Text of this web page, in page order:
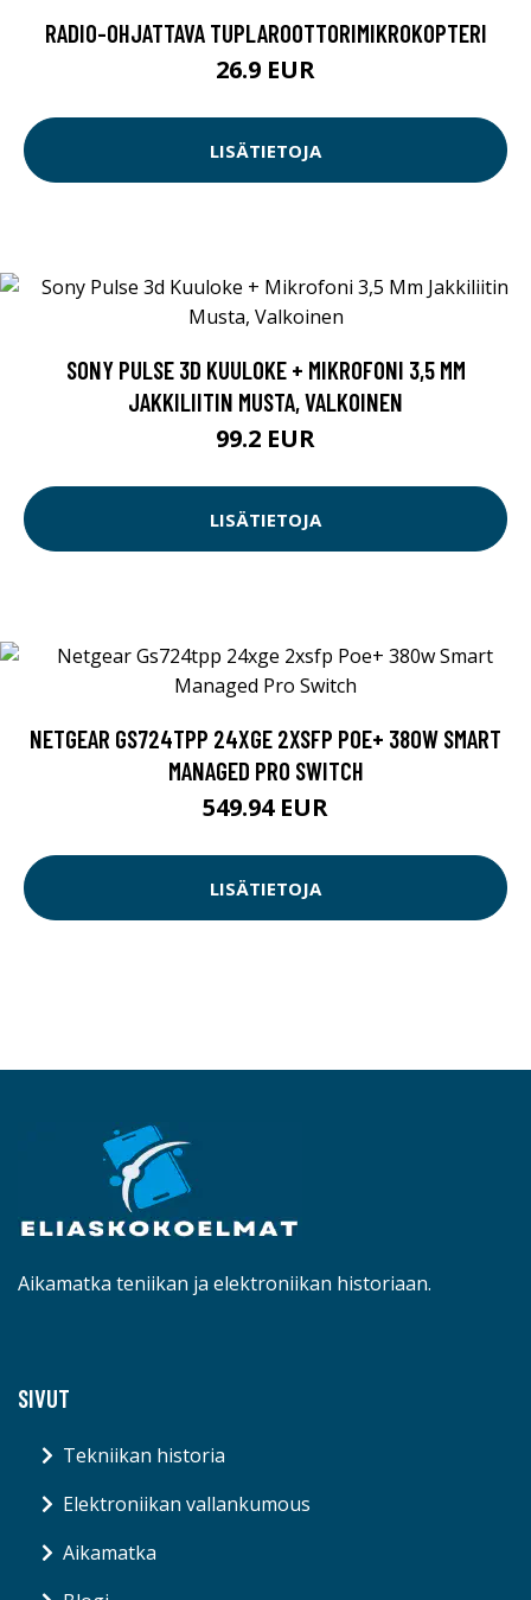
RADIO-OHJATTAVA TUPLAROOTTORIMIKROKOPTERI
26.9 EUR
LISÄTIETOJA
SONY PULSE 3D KUULOKE + MIKROFONI 3,5 MM
JAKKILIITIN MUSTA, VALKOINEN
99.2 EUR
LISÄTIETOJA
NETGEAR GS724TPP 24XGE 2XSFP POE+ 380W SMART
MANAGED PRO SWITCH
549.94 EUR
LISÄTIETOJA
Aikamatka teniikan ja elektroniikan historiaan.
SIVUT
Tekniikan historia
Elektroniikan vallankumous
Aikamatka